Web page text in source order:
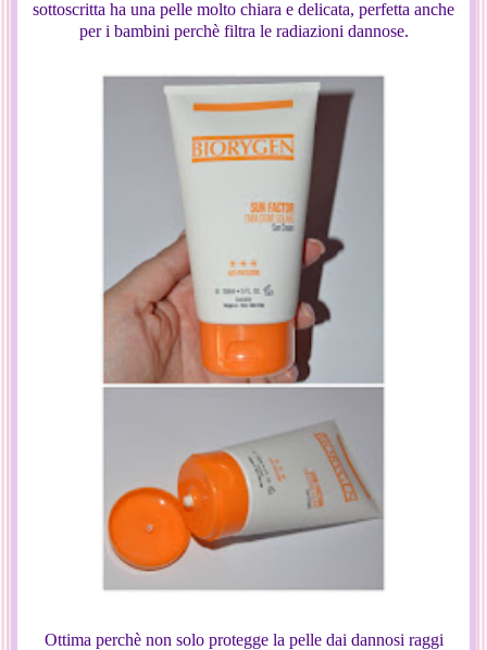
sottoscritta ha una pelle molto chiara e delicata, perfetta anche
per i bambini perchè filtra le radiazioni dannose.
Ottima perchè non solo protegge la pelle dai dannosi raggi